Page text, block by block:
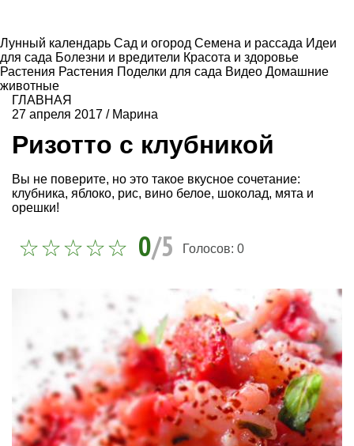
Лунный календарь Сад и огород Семена и рассада Идеи
для сада Болезни и вредители Красота и здоровье
Растения Растения Поделки для сада Видео Домашние
животные
ГЛАВНАЯ
27 апреля 2017 / Марина
Ризотто с клубникой
Вы не поверите, но это такое вкусное сочетание:
клубника, яблоко, рис, вино белое, шоколад, мята и
орешки!
0/5 Голосов: 0